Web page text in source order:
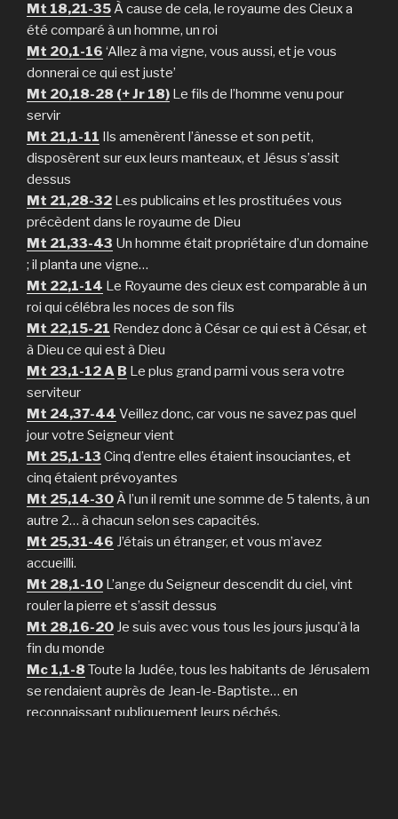
Mt 18,21-35À cause de cela, le royaume des Cieux a
été comparé à un homme, un roi
Mt 20,1-16 ‘Allez à ma vigne, vous aussi, et je vous
donnerai ce qui est juste’
Mt 20,18-28 (+ Jr 18) Le fils de l’homme venu pour
servir
Mt 21,1-11 Ils amenè­rent l’ânesse et son petit,
disposèrent sur eux leurs manteaux, et Jésus s’as­sit
dessus
Mt 21,28-32 Les publicains et les prostituées vous
précèdent dans le royaume de Dieu
Mt 21,33-43 Un homme était propriétaire d’un domaine
; il planta une vigne…
Mt 22,1-14 Le Royaume des cieux est comparable à un
roi qui célébra les noces de son fils
Mt 22,15-21 Rendez donc à César ce qui est à César, et
à Dieu ce qui est à Dieu
Mt 23,1-12 A B Le plus grand parmi vous sera votre
serviteur
Mt 24,37-44 Veillez donc, car vous ne savez pas quel
jour votre Seigneur vient
Mt 25,1-13 Cinq d’entre elles étaient insouciantes, et
cinq étaient prévoyantes
Mt 25,14-30À l’un il remit une somme de 5 talents, à un
autre 2… à chacun selon ses capacités.
Mt 25,31-46 J’étais un étranger, et vous m’avez
accueilli.
Mt 28,1-10 L’ange du Seigneur descendit du ciel, vint
rouler la pierre et s’assit dessus
Mt 28,16-20 Je suis avec vous tous les jours jusqu’à la
fin du monde
Mc 1,1-8 Toute la Judée, tous les habitants de Jérusalem
se rendaient auprès de Jean-le-Baptiste… en
reconnaissant publiquement leurs péchés.